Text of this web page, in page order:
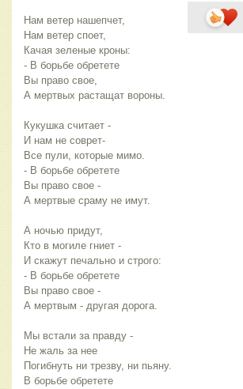
Нам ветер нашепчет,
Нам ветер споет,
Качая зеленые кроны:
- В борьбе обретете
Вы право свое,
А мертвых растащат вороны.
Кукушка считает -
И нам не соврет-
Все пули, которые мимо.
- В борьбе обретете
Вы право свое -
А мертвые сраму не имут.
А ночью придут,
Кто в могиле гниет -
И скажут печально и строго:
- В борьбе обретете
Вы право свое -
А мертвым - другая дорога.
Мы встали за правду -
Не жаль за нее
Погибнуть ни трезву, ни пьяну.
В борьбе обретете